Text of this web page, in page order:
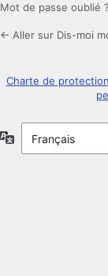
Mot de passe oublié ?
← Aller sur Dis-moi
Charte de
Langue